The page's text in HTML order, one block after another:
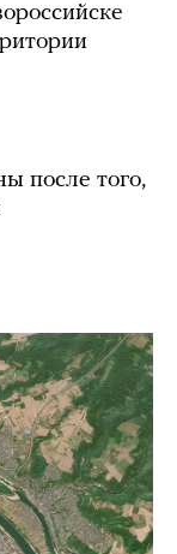
после того,